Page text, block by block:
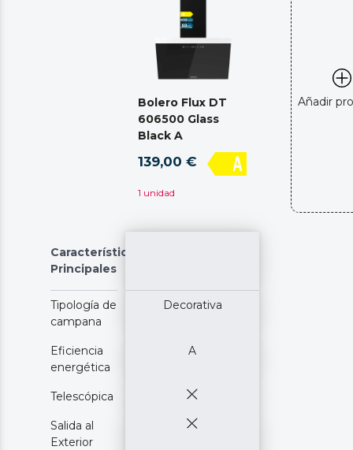
Bolero Flux DT
606500 Glass
Black A
139,00 €
1 unidad
Añadir
Características
Principales
Tipología de
campana
Decorativa
Eficiencia
energética
A
Telescópica
Salida al
Exterior